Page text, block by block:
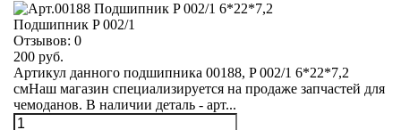
Подшипник P 002/1
Отзывов: 0
200 руб.
Артикул данного подшипника 00188, P 002/1 6*22*7,2
смНаш магазин специализируется на продаже запчастей для
чемоданов. В наличии деталь - арт...